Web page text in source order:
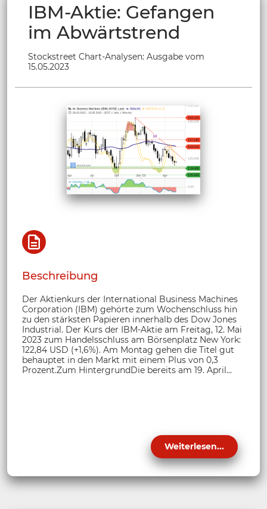
IBM-Aktie: Gefangen
im Abwärtstrend
Stockstreet Chart-Analysen: Ausgabe vom
15.05.2023
Beschreibung
Der Aktienkurs der International Business Machines
Corporation (IBM) gehörte zum Wochenschluss hin
zu den stärksten Papieren innerhalb des Dow Jones
Industrial. Der Kurs der IBM-Aktie am Freitag, 12. Mai
2023 zum Handelsschluss am Börsenplatz New York:
122,84 USD (+1,6%). Am Montag gehen die Titel gut
behauptet in den Markt mit einem Plus von 0,3
Prozent.Zum HintergrundDie bereits am 19. April...
Weiterlesen...